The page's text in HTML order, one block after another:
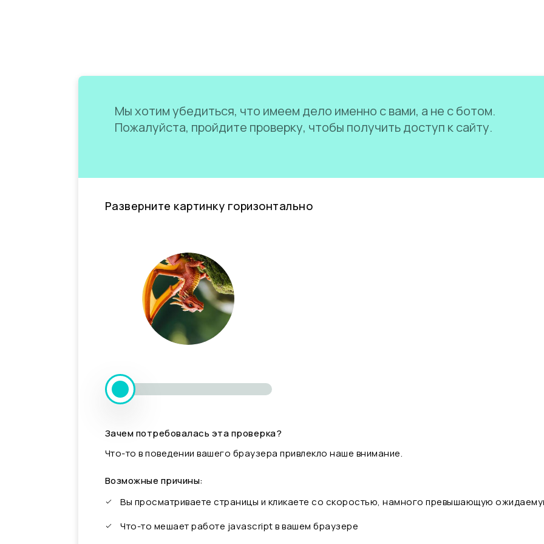
Мы хотим убедиться, что имеем дело именно с вами, а не с ботом.
Пожалуйста, пройдите проверку, чтобы получить доступ к сайту.
Разверните картинку горизонтально
Зачем потребовалась эта проверка?
Что-то в поведении вашего браузера привлекло наше внимание.
Возможные причины:
Вы просматриваете страницы и кликаете со скоростью, намного превышающую
Что-то мешает работе javascript в вашем браузере